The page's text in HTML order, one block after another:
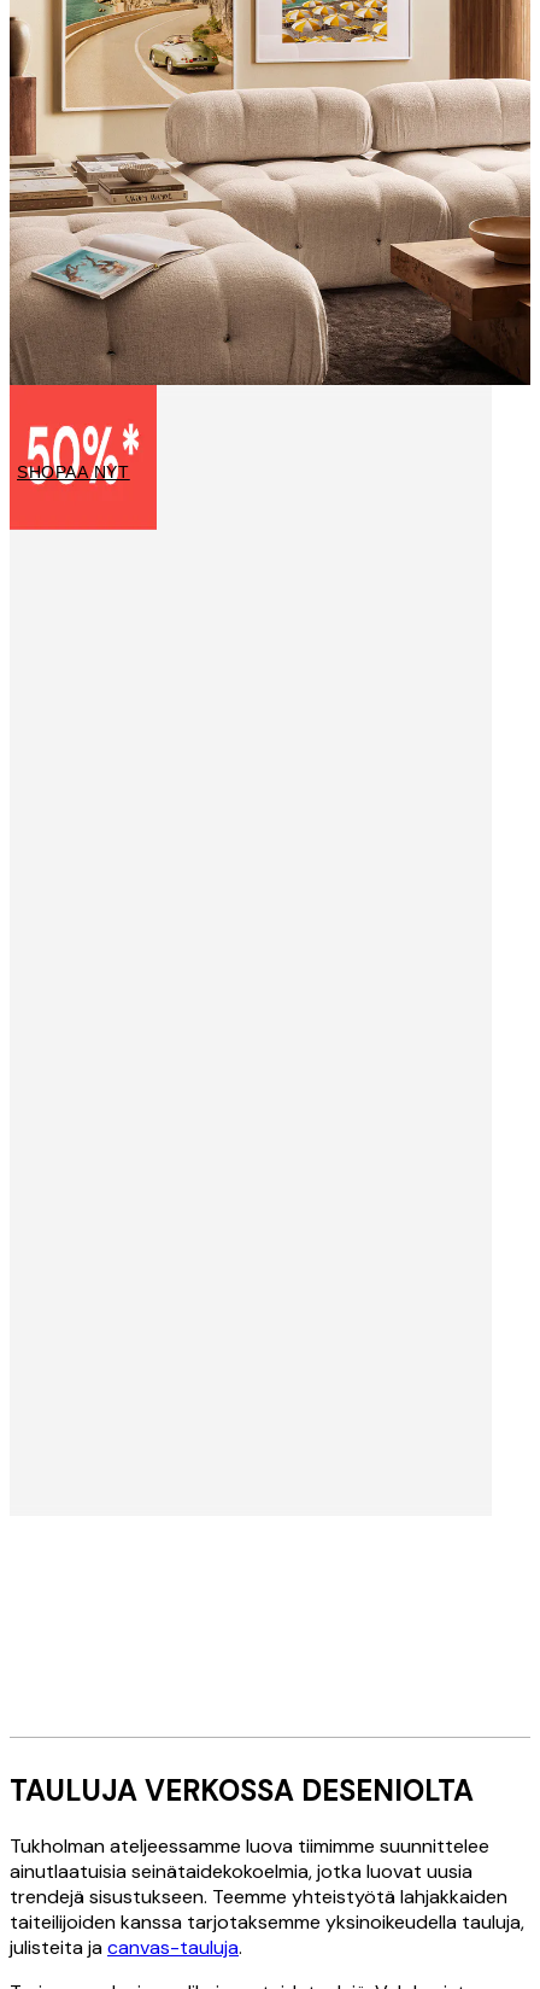
SHOPAA NYT
Stockholm Atelier
Tukholman ateljeessamme intohimoiset taiteilijamme,
valokuvaajamme ja suunnittelijamme luovat kauniita,
Deseniolle ainutlaatuisia tauluja.
LUE LISÄÄ
TAULUJA VERKOSSA DESENIOLTA
Tukholman ateljeessamme luova tiimimme suunnittelee
ainutlaatuisia seinätaidekokoelmia, jotka luovat uusia
trendejä sisustukseen. Teemme yhteistyötä lahjakkaiden
taiteilijoiden kanssa tarjotaksemme yksinoikeudella tauluja,
julisteita jacanvas-tauluja.